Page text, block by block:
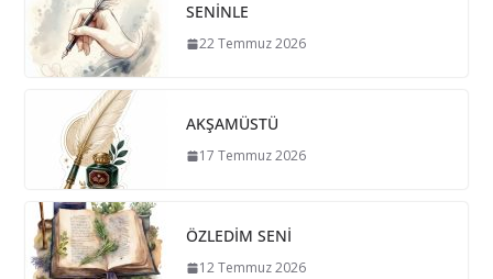
SENİNLE
22 Temmuz 2026
AKŞAMÜSTÜ
17 Temmuz 2026
ÖZLEDİM SENİ
12 Temmuz 2026